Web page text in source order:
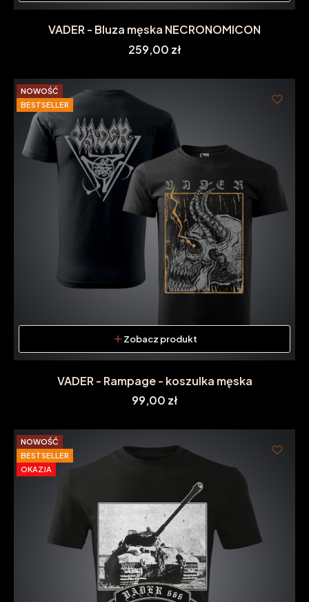
VADER - Bluza męska NECRONOMICON
Cena
259,00 zł
BESTSELLER
NOWOŚĆ
Zobacz produkt
VADER - Rampage - koszulka męska
Cena
99,00 zł
OKAZJA
BESTSELLER
NOWOŚĆ